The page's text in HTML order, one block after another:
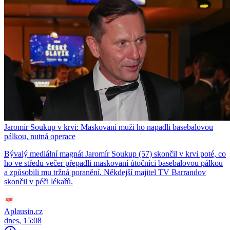
Jaromír Soukup v krvi: Maskovaní muži ho napadli basebalovou
pálkou, nutná operace
Bývalý mediální magnát Jaromír Soukup (57) skončil v krvi poté, co
ho ve středu večer přepadli maskovaní útočníci basebalovou pálkou
a způsobili mu tržná poranění. Někdejší majitel TV Barrandov
skončil v péči lékařů.
Aplausin.cz
dnes, 15:08